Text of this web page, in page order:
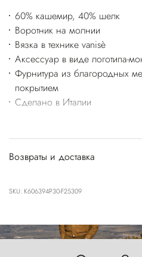
60% кашемир, 40% шелк
Воротник на молнии
Вязка в технике vanisè
Аксессуар в виде логотипа-
Фурнитура из благородных
покрытием
Сделано в Италии
Возвраты и доставка
SKU: K606394P30-F25309